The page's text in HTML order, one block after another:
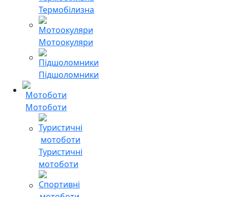
Термобілизна
Мотоокуляри
Підшоломники
Мотоботи
Туристичні
мотоботи